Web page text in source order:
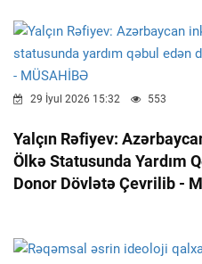
29 İyul 2026 15:32 553
Yalçın Rəfiyev:
Ölkə Statusunda Yardım
Donor Dövlətə Çevrilib -